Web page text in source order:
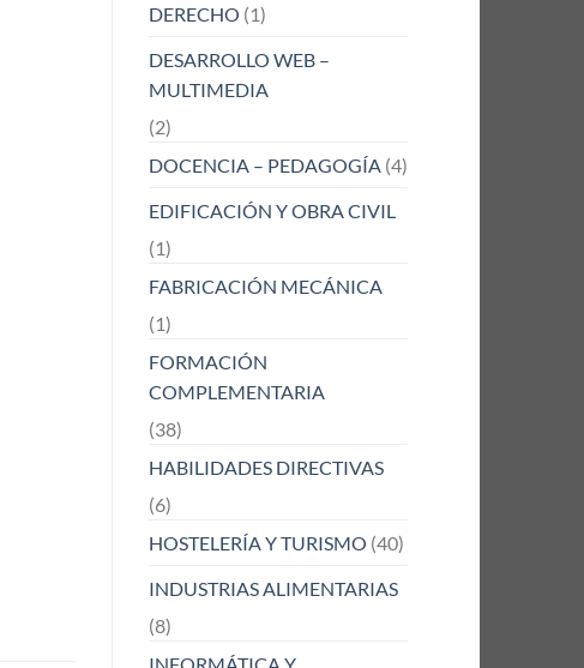
DERECHO (1)
DESARROLLO WEB –
MULTIMEDIA
(2)
DOCENCIA – PEDAGOGÍA (4)
EDIFICACIÓN Y OBRA CIVIL
(1)
FABRICACIÓN MECÁNICA
(1)
FORMACIÓN
COMPLEMENTARIA
(38)
HABILIDADES DIRECTIVAS
(6)
HOSTELERÍA Y TURISMO (40)
INDUSTRIAS ALIMENTARIAS
(8)
INFORMÁTICA Y